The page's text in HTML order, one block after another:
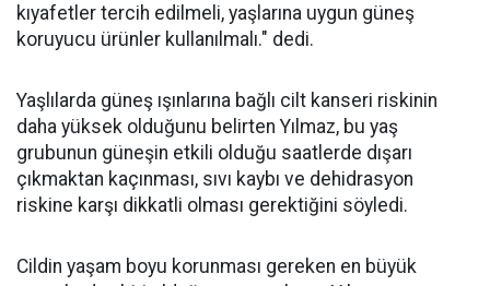
kıyafetler tercih edilmeli, yaşlarına uygun güneş
koruyucu ürünler kullanılmalı." dedi.
Yaşlılarda güneş ışınlarına bağlı cilt kanseri riskinin
daha yüksek olduğunu belirten Yılmaz, bu yaş
grubunun güneşin etkili olduğu saatlerde dışarı
çıkmaktan kaçınması, sıvı kaybı ve dehidrasyon
riskine karşı dikkatli olması gerektiğini söyledi.
Cildin yaşam boyu korunması gereken en büyük